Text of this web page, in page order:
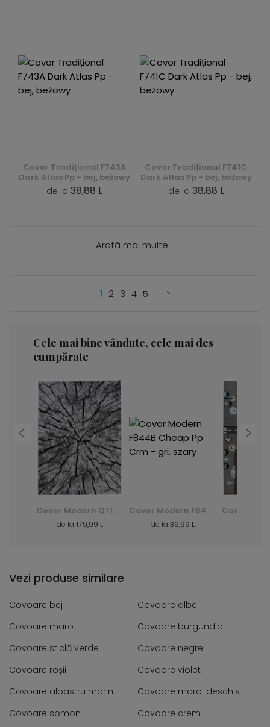
Covor Tradițional F743A
Dark Atlas Pp - bej, beżowy
de la 38,88 L
Covor Tradițional F741C
Dark Atlas Pp - bej, beżowy
de la 38,88 L
Arată mai multe
1 2 3 4 5
Cele mai bine vândute, cele mai des
cumpărate
Covor Modern Q710A Luxury Pp Esm - alb, biały
de la 179,99 L
Covor Modern F844B Cheap Pp Crm - gri, szary
de la 39,99 L
Vezi produse similare
Covoare bej
Covoare albe
Covoare maro
Covoare burgundia
Covoare sticlă verde
Covoare negre
Covoare roșii
Covoare violet
Covoare albastru marin
Covoare maro-deschis
Covoare somon
Covoare crem